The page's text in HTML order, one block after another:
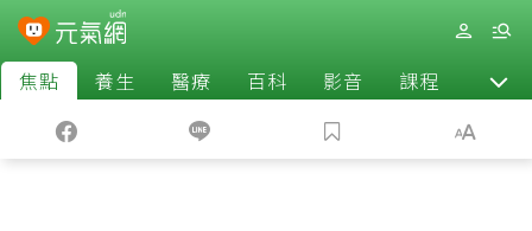
焦點 養生 醫療 百科 影音 課程 退休